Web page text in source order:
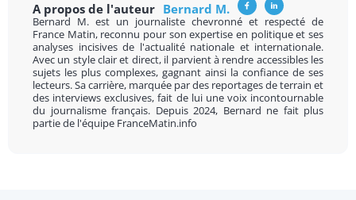
A propos de l'auteur Bernard M.
Bernard M. est un journaliste chevronné et respecté de
France Matin, reconnu pour son expertise en politique et ses
analyses incisives de l'actualité nationale et internationale.
Avec un style clair et direct, il parvient à rendre accessibles les
sujets les plus complexes, gagnant ainsi la confiance de ses
lecteurs. Sa carrière, marquée par des reportages de terrain et
des interviews exclusives, fait de lui une voix incontournable
du journalisme français. Depuis 2024, Bernard ne fait plus
partie de l'équipe FranceMatin.info